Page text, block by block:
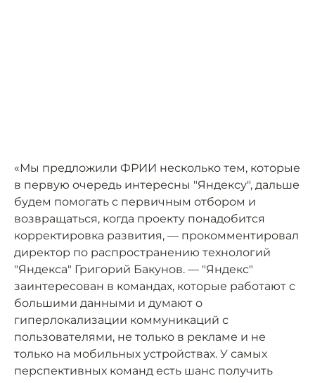
«Мы предложили ФРИИ несколько тем, которые
в первую очередь интересны "Яндексу", дальше
будем помогать с первичным отбором и
возвращаться, когда проекту понадобится
корректировка развития, — прокомментировал
директор по распространению технологий
"Яндекса" Григорий Бакунов. — "Яндекс"
заинтересован в командах, которые работают с
большими данными и думают о
гиперлокализации коммуникаций с
пользователями, не только в рекламе и не
только на мобильных устройствах. У самых
перспективных команд есть шанс получить